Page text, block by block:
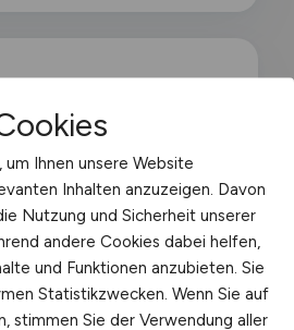
ein
bringst du taeglich bis zu
Pakete direkt zu
und Gewerbekunden. Du
laedst deine Tour nach
Ihnen unsere Website
Inhalten anzuzeigen. Davon
Nutzung und Sicherheit unserer
andere Cookies dabei helfen,
und Funktionen anzubieten. Sie
Statistikzwecken. Wenn Sie auf
stimmen Sie der Verwendung aller